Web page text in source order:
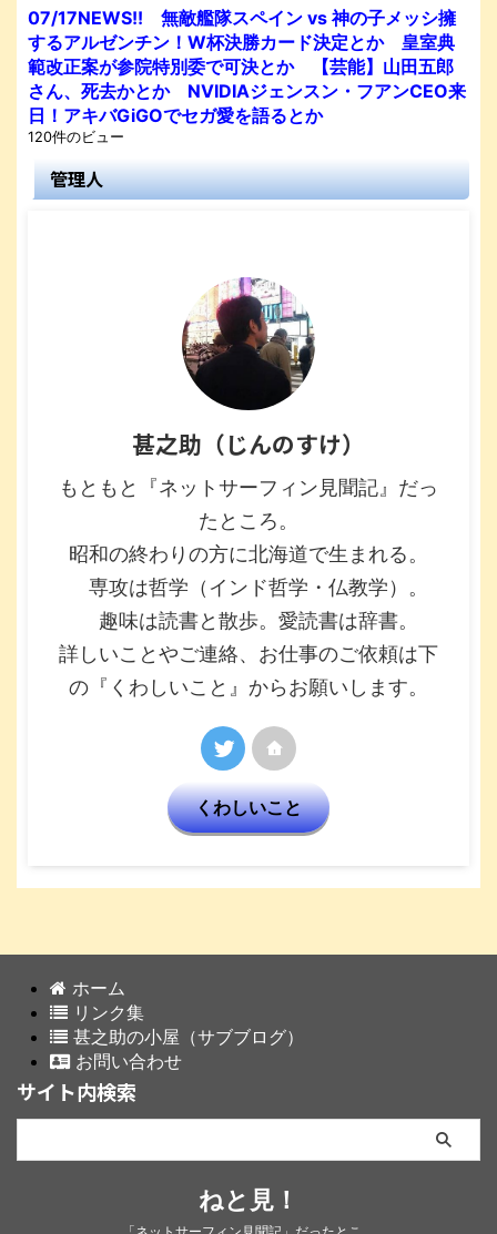
07/17NEWS!! 無敵艦隊スペイン vs 神の子メッシ擁
するアルゼンチン！W杯決勝カード決定とか 皇室典
範改正案が参院特別委で可決とか 【芸能】山田五郎
さん、死去かとか NVIDIAジェンスン・フアンCEO来
日！アキバGiGOでセガ愛を語るとか
120件のビュー
管理人
甚之助（じんのすけ）
もともと『ネットサーフィン見聞記』だっ
たところ。
昭和の終わりの方に北海道で生まれる。
専攻は哲学（インド哲学・仏教学）。
趣味は読書と散歩。愛読書は辞書。
詳しいことやご連絡、お仕事のご依頼は下
の『くわしいこと』からお願いします。
くわしいこと
ホーム
リンク集
甚之助の小屋（サブブログ）
お問い合わせ
サイト内検索
ねと見！